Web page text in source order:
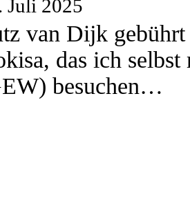
Juli 2025
van Dijk
das ich
besuchen…